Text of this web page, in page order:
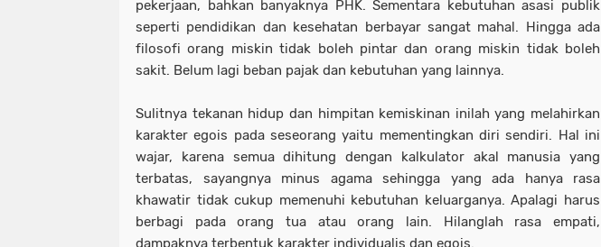
pekerjaan, bahkan banyaknya PHK. Sementara kebutuhan asasi publik
seperti pendidikan dan kesehatan berbayar sangat mahal. Hingga ada
filosofi orang miskin tidak boleh pintar dan orang miskin tidak boleh
sakit. Belum lagi beban pajak dan kebutuhan yang lainnya.
Sulitnya tekanan hidup dan himpitan kemiskinan inilah yang melahirkan
karakter egois pada seseorang yaitu mementingkan diri sendiri. Hal ini
wajar, karena semua dihitung dengan kalkulator akal manusia yang
terbatas, sayangnya minus agama sehingga yang ada hanya rasa
khawatir tidak cukup memenuhi kebutuhan keluarganya. Apalagi harus
berbagi pada orang tua atau orang lain. Hilanglah rasa empati,
dampaknya terbentuk karakter individualis dan egois.